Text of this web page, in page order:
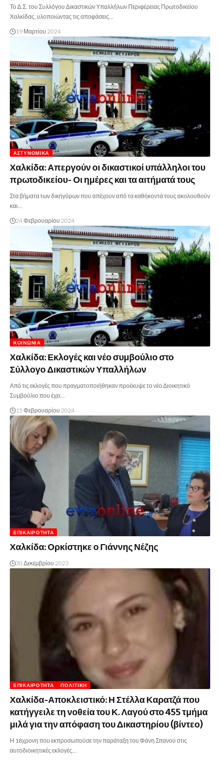
Το Δ.Σ. του Συλλόγου Δικαστικών Υπαλλήλων Περιφέρειας Πρωτοδικείου
Χαλκίδας, υλοποιώντας τις αποφάσεις…
19 Μαρτίου 2024
ΑΣΤΥΝΟΜΙΚΆ
Χαλκίδα: Απεργούν οι δικαστικοί υπάλληλοι του
πρωτοδικείου- Οι ημέρες και τα αιτήματά τους
Στα βήματα των δικηγόρων που απέχουν από τα καθήκοντά τους ακολουθούν
και…
24 Φεβρουαρίου 2024
ΚΟΙΝΩΝΊΑ
Χαλκίδα: Εκλογές και νέο συμβούλιο στο
Σύλλογο Δικαστικών Υπαλλήλων
Από τις εκλογές που πραγματοποιήθηκαν προέκυψε το νέο Διοικητικό
Συμβούλιο που έχει…
15 Φεβρουαρίου 2024
ΕΠΙΚΑΙΡΌΤΗΤΑ
Χαλκίδα: Ορκίστηκε ο Γιάννης Νέζης
30 Δεκεμβρίου 2023
ΕΠΙΚΑΙΡΌΤΗΤΑ ΠΟΛΙΤΙΚΉ
Χαλκίδα-Αποκλειστικό: Η Στέλλα Καρατζά που
κατήγγειλε τη νοθεία του Κ. Λαγού στο 455 τμήμα
μιλά για την απόφαση του Δικαστηρίου (βίντεο)
Η 18χρονη που εκπροσωπούσε την παράταξη του Φάνη Σπανού στις
αυτοδιοικητικές εκλογές…